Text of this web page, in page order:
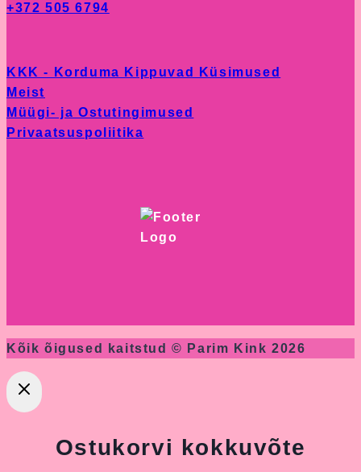
product
+372 505 6794
KKK - Korduma Kippuvad Küsimused
Meist
Müügi- ja Ostutingimused
Privaatsuspoliitika
Kõik õigused kaitstud © Parim Kink 2026
Ostukorvi kokkuvõte